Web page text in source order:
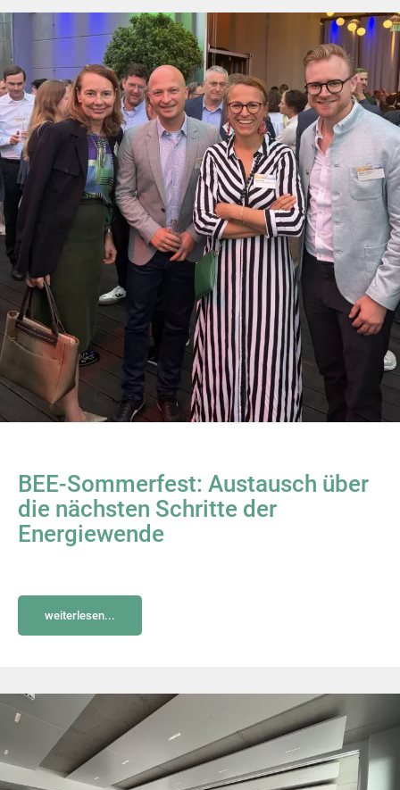
BEE-Sommerfest: Austausch über
die nächsten Schritte der
Energiewende
weiterlesen...